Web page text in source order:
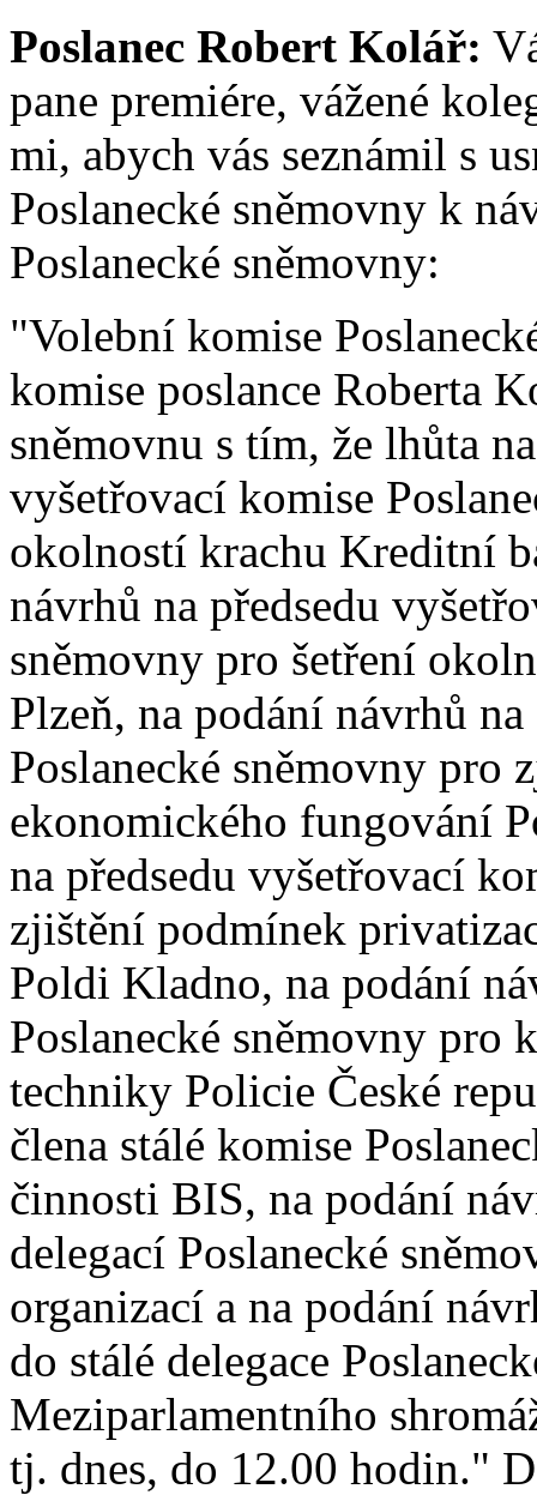
Poslanec Robert Kolář:
pane premiére, vážené
mi, abych vás seznámil s
Poslanecké sněmovny k
Poslanecké sněmovny:
"Volební komise
komise poslance Roberta
sněmovnu s tím, že lhůta
vyšetřovací komise
okolností krachu Kreditní
návrhů na předsedu
sněmovny pro šetření
Plzeň, na podání návrhů
Poslanecké sněmovny pro
ekonomického fungování
na předsedu vyšetřovací
zjištění podmínek
Poldi Kladno, na podání
Poslanecké sněmovny
techniky Policie České
člena stálé komise
činnosti BIS, na podání
delegací Poslanecké
organizací a na podání
do stálé delegace
Meziparlamentního
tj. dnes, do 12.00 hodin."